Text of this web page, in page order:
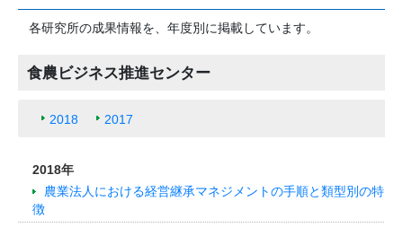
各研究所の成果情報を、年度別に掲載しています。
食農ビジネス推進センター
2018 2017
2018年
農業法人における経営継承マネジメントの手順と類型別の特
徴